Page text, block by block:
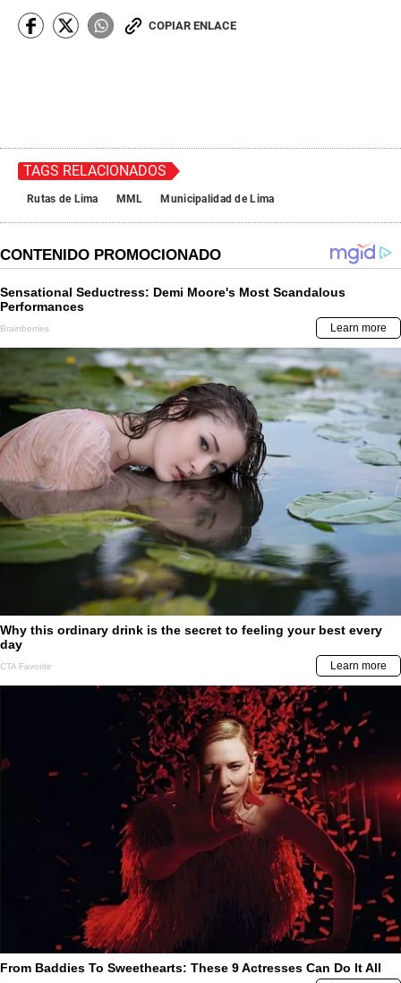
COPIAR ENLACE
TAGS RELACIONADOS
Rutas de Lima MML Municipalidad de Lima